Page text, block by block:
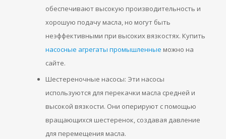
обеспечивают высокую производительность и
хорошую подачу масла, но могут быть
неэффективными при высоких вязкостях. Купить
насосные агрегаты промышленные можно на
сайте.
Шестереночные насосы: Эти насосы
используются для перекачки масла средней и
высокой вязкости. Они оперируют с помощью
вращающихся шестеренок, создавая давление
для перемещения масла.